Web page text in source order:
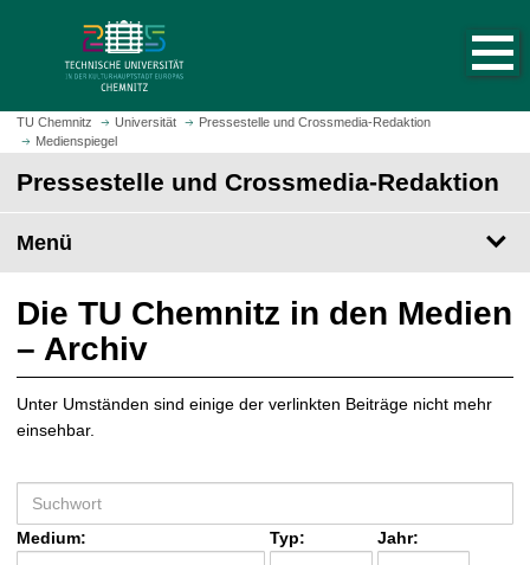
m
H
t
s
i
e
a
u
f
r
u
f
e
TU Chemnitz Universität
Pressestelle und Crossmedia-Redaktion
Medienspiegel
Pressestelle und Crossmedia-Redaktion
Menü
Die TU Chemnitz in den Medien
– Archiv
Unter Umständen sind einige der verlinkten Beiträge nicht mehr
einsehbar.
u
c
Medium: Typ: Jahr: